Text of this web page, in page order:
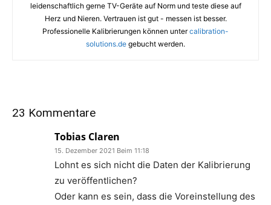
leidenschaftlich gerne TV-Geräte auf Norm und teste diese auf
Herz und Nieren. Vertrauen ist gut - messen ist besser.
Professionelle Kalibrierungen können untercalibration-
solutions.de gebucht werden.
23 Kommentare
Tobias Claren
15. Dezember 2021 Beim 11:18
Lohnt es sich nicht die Daten der Kalibrierung
zu veröffentlichen?
Oder kann es sein, dass die Voreinstellung des